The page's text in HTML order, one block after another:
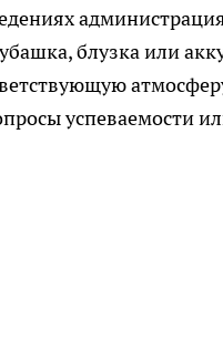
блузка или
успеваемости